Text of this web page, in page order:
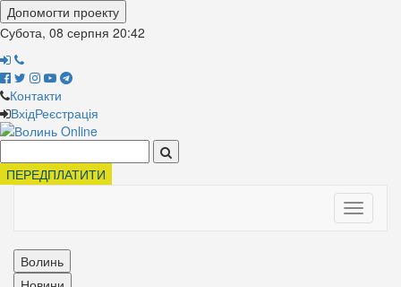
Допомогти проекту
Субота, 08 серпня 20:42
Контакти
ВхідРеєстрація
ПЕРЕДПЛАТИТИ
Toggle
Волинь